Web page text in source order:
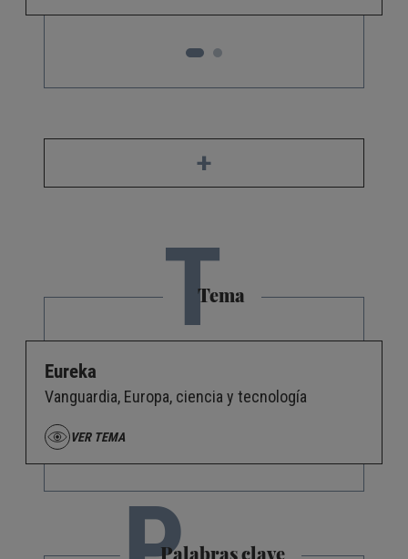
+
TTema
Eureka
Vanguardia, Europa, ciencia y tecnología
VER TEMA
Palabras clave